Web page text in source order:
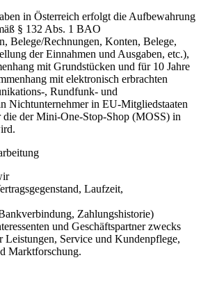
in Österreich erfolgt die Aufbewahrung
§ 132 Abs. 1 BAO
Belege/Rechnungen, Konten, Belege,
der Einnahmen und Ausgaben, etc.),
mit Grundstücken und für 10 Jahre
mit elektronisch erbrachten
, Rundfunk- und
Nichtunternehmer in EU-Mitgliedstaaten
die der Mini-One-Stop-Shop (MOSS) in
Laufzeit,
Zahlungshistorie)
und Geschäftspartner zwecks
Leistungen, Service und Kundenpflege,
Marktforschung.